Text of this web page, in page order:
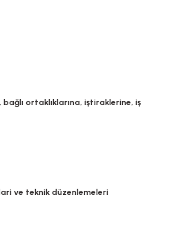
, bağlı ortaklıklarına, iştiraklerine, iş
ve teknik düzenlemeleri